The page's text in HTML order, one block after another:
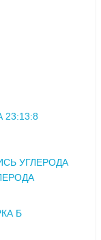
УГЛЕРОДА
Б